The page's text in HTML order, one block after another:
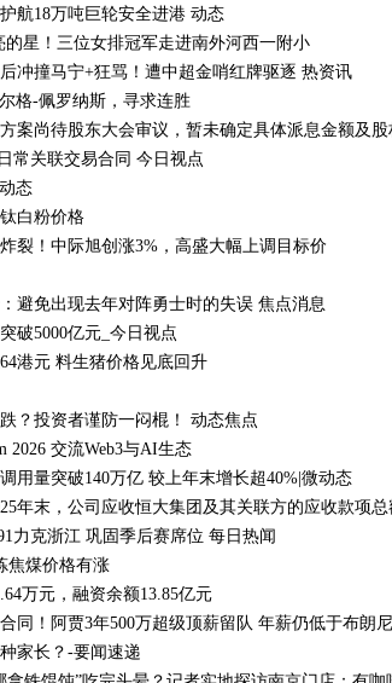
航18万吨巨轮安全进港 动态
星！三位女排冠军走进南外河西一附小
冲撞马宁+狂骂！遭中超金哨红牌驱逐 热资讯
格-佩罗纳斯，寻求连胜
案尚待股东大会审议，暂未确定具体派息金额及
常关联交易合同 今日视点
态
白粉价格
裂！中际旭创涨3%，高盛大幅上调目标价
避免出现去年对阵勇士时的失误 焦点消息
破5000亿元_今日视点
港元 料生猪价格见底回升
？投资者谨防一闷棍！ 动态焦点
2026 交流Web3与AI生态
用量突破140万亿 较上年末增长超40%|微动态
年末，公司应收恒大集团及其关联方的应收款项总
力克浙江 巩固季后赛席位 每日热闻
焦煤价格有涨
万元，融资余额13.85亿元
同！阿贾3年500万超级顶薪留队 年薪仍低于布朗尼
家长？-要闻速递